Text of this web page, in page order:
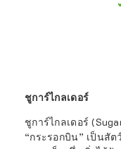
ชูการ์ไกลเดอร์
ชูการ์ไกลเดอร์
“กระรอกบิน” เป็นสั